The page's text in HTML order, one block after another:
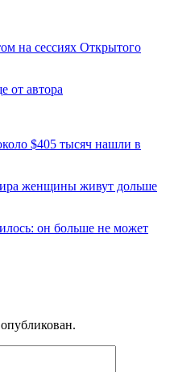
на сессиях Открытого
от автора
$405 тысяч нашли в
женщины живут дольше
он больше не может